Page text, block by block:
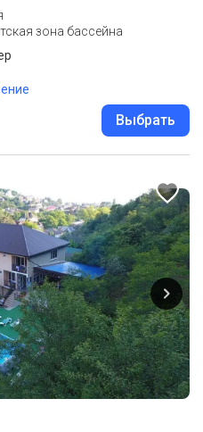
зона бассейна
Выбрать